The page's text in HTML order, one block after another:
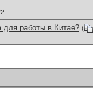
для работы в Китае? (